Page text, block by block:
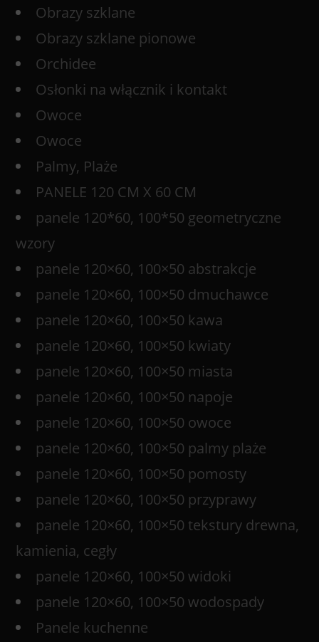
Obrazy szklane
Obrazy szklane pionowe
Orchidee
Osłonki na włącznik i kontakt
Owoce
Owoce
Palmy, Plaże
PANELE 120 CM X 60 CM
panele 120*60, 100*50 geometryczne
wzory
panele 120×60, 100×50 abstrakcje
panele 120×60, 100×50 dmuchawce
panele 120×60, 100×50 kawa
panele 120×60, 100×50 kwiaty
panele 120×60, 100×50 miasta
panele 120×60, 100×50 napoje
panele 120×60, 100×50 owoce
panele 120×60, 100×50 palmy plaże
panele 120×60, 100×50 pomosty
panele 120×60, 100×50 przyprawy
panele 120×60, 100×50 tekstury drewna,
kamienia, cegły
panele 120×60, 100×50 widoki
panele 120×60, 100×50 wodospady
Panele kuchenne